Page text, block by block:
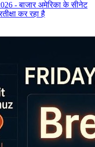
- बाजार अमेरिका के सीनेट
कर रहा है